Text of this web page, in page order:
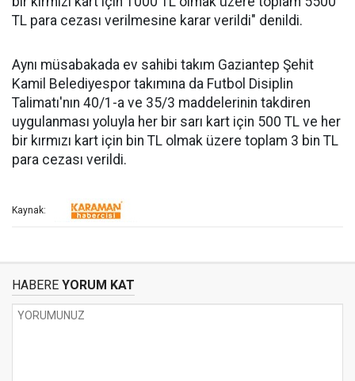
TL para cezası verilmesine karar verildi" denildi.
Aynı müsabakada ev sahibi takım Gaziantep Şehit
Kamil Belediyespor takımına da Futbol Disiplin
Talimatı'nın 40/1-a ve 35/3 maddelerinin takdiren
uygulanması yoluyla her bir sarı kart için 500 TL ve her
bir kırmızı kart için bin TL olmak üzere toplam 3 bin TL
para cezası verildi.
Kaynak:
HABERE YORUM KAT